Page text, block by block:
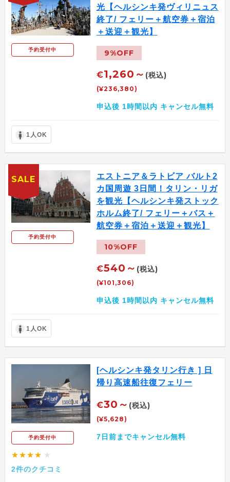
予約受付中
光【ヘルシンキ発ヴィリニュス
終了/ フェリー＋航空券＋宿泊
＋送迎＋観光】
9%OFF
€1,260～ (税込)
(¥236,380)
申込後 1時間以内 キャンセル無料
1人OK
予約受付中
エストニア＆ラトビア バルト2
カ国周遊 3日間！タリン・リガ
を観光【ヘルシンキ発ストック
ホルム終了/ フェリー＋バス＋
航空券＋宿泊＋送迎＋観光】
10%OFF
€540～ (税込)
(¥101,306)
申込後 1時間以内 キャンセル無料
1人OK
SALE
予約受付中
★★★★ ★
2件のクチコミ
[ヘルシンキ発タリン行き ] 日
帰り高速船往復フェリー
€30～ (税込)
(¥5,628)
7日前までキャンセル無料